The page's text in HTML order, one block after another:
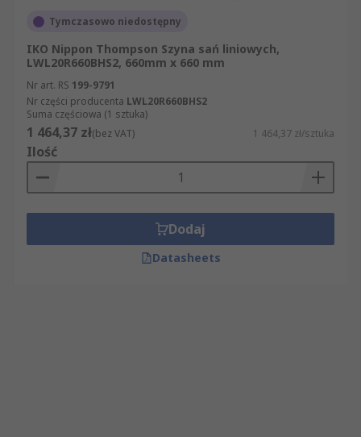
Tymczasowo niedostępny
IKO Nippon Thompson Szyna sań liniowych,
LWL20R660BHS2, 660mm x 660 mm
Nr art. RS 199-9791
Nr części producenta LWL20R660BHS2
Suma częściowa (1 sztuka)
1 464,37 zł(bez VAT) 1 464,37 zł/sztuka
Ilość
Dodaj
Datasheets